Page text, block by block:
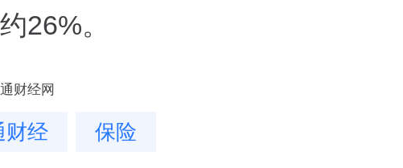
26%。
财经网
财经 保险